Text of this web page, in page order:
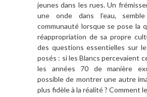
jeunes dans les rues. Un
une onde dans l’eau,
communauté lorsque se pose la
réappropriation de sa propre
des questions essentielles sur
posés : si les Blancs percevaient
les années 70 de manière
possible de montrer une autre
plus fidèle à la réalité ? Comment